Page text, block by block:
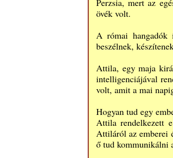
Perzsia, mert az
övék volt.
A római hangadók
beszélnek,
Attila, egy maja
intelligenciájával
volt, amit a mai
Hogyan tud egy
Attila rendelkezett
Attiláról az emberei
ő tud kommunikálni